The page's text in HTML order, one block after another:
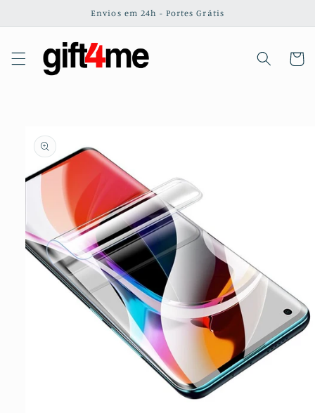
conteúdo
Envios em 24h - Portes Grátis
informação
do produto